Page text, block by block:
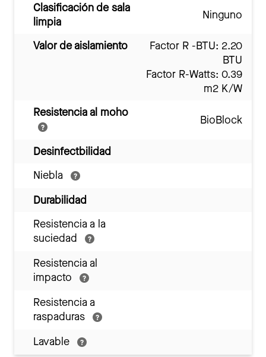
Clasificación de sala
limpia
Ninguno
Valor de aislamiento
Factor R -BTU: 2.20
BTU
Factor R-Watts: 0.39
m2 K/W
Resistencia al moho
BioBlock
Desinfectbilidad
Niebla
Durabilidad
Resistencia a la
suciedad
Resistencia al
impacto
Resistencia a
raspaduras
Lavable